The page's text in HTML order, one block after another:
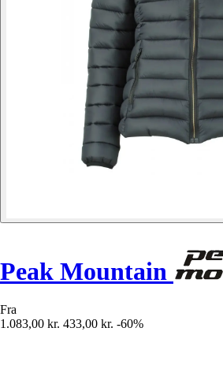
Peak Mountain
Fra
1.083,00 kr. 433,00 kr. -60%